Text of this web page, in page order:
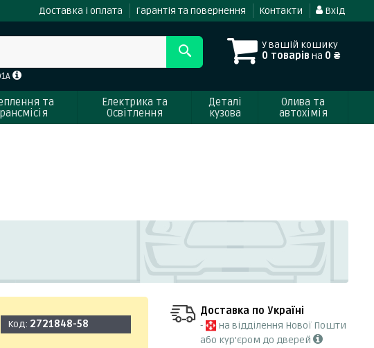
Доставка і оплата Гарантія та повернення Контакти Вхід
У вашій кошику
0 товарів на 0 ₴
та
Електрика та
Освітлення
Деталі
кузова
Олива та
автохімія
Код: 2721848-58
Доставка по Україні
-
на відділення Нової Пошти
або кур'єром до дверей